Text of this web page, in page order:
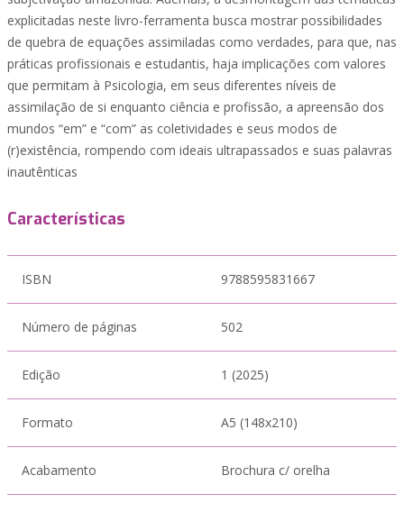
explicitadas neste livro-ferramenta busca mostrar possibilidades
de quebra de equações assimiladas como verdades, para que, nas
práticas profissionais e estudantis, haja implicações com valores
que permitam à Psicologia, em seus diferentes níveis de
assimilação de si enquanto ciência e profissão, a apreensão dos
mundos “em” e “com” as coletividades e seus modos de
(r)existência, rompendo com ideais ultrapassados e suas palavras
inautênticas
Características
ISBN 9788595831667
Número de páginas 502
Edição 1 (2025)
Formato A5 (148x210)
Acabamento Brochura c/ orelha